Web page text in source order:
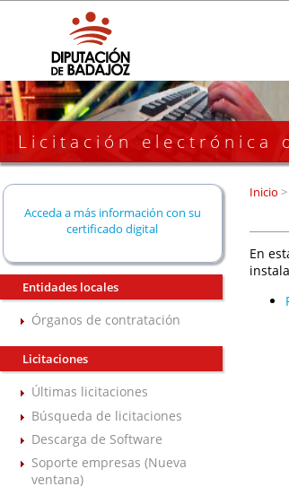
Licitación electrónica
Acceda a más información con su
certificado digital
Entidades locales
Órganos de contratación
Licitaciones
Últimas licitaciones
Búsqueda de licitaciones
Descarga de Software
Soporte empresas (Nueva
ventana)
Inicio >
En